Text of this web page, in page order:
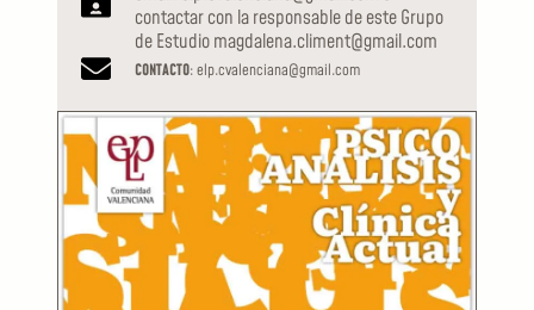
contactar con la responsable de este Grupo
de Estudio magdalena.climent@gmail.com
CONTACTO: elp.cvalenciana@gmail.com